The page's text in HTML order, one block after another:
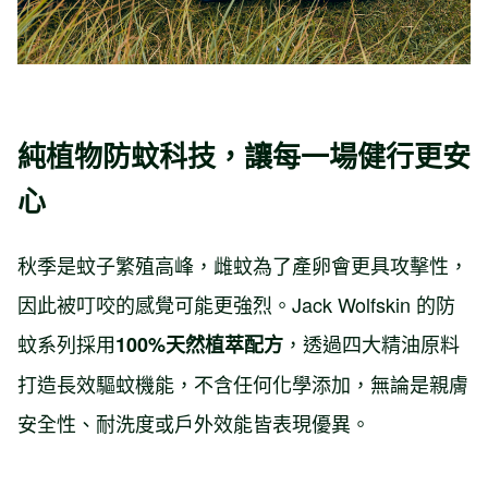
純植物防蚊科技，讓每一場健行更安
心
秋季是蚊子繁殖高峰，雌蚊為了產卵會更具攻擊性，
因此被叮咬的感覺可能更強烈。Jack Wolfskin 的防
蚊系列採用100%天然植萃配方 ，透過四大精油原料
打造長效驅蚊機能，不含任何化學添加，無論是親膚
安全性、耐洗度或戶外效能皆表現優異。